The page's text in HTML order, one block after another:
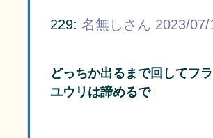
229: 名無しさん 2023/
どっちか出るまで回してフ
ユウリは諦めるで